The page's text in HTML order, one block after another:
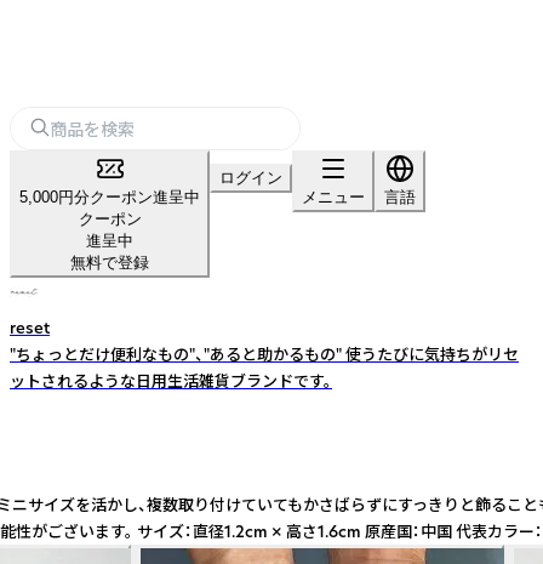
5,000円分クーポン進呈中
クーポン
進呈中
無料で登録
ログイン
メニュー
言語
reset
"ちょっとだけ便利なもの"、"あると助かるもの" 使うたびに気持ちがリセ
ットされるような日用生活雑貨ブランドです。
ズを活かし、複数取り付けていてもかさばらずにすっきりと飾
がございます。 サイズ：直径1.2cm × 高さ1.6cm 原産国：中国 代表カラー